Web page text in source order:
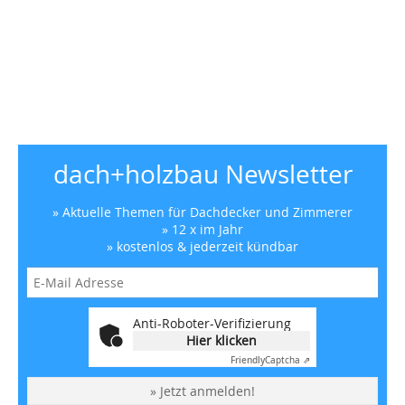
dach+holzbau Newsletter
» Aktuelle Themen für Dachdecker und Zimmerer
» 12 x im Jahr
» kostenlos & jederzeit kündbar
Anti-Roboter-Verifizierung
Hier klicken
FriendlyCaptcha ⇗
» Jetzt anmelden!